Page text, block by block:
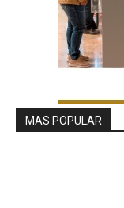
MAS POPULAR